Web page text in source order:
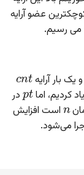
عضو آرایه
می رسیم.
بار آرایه
کردیم، اما
pt
در
n
است افزایش
می‌شود.